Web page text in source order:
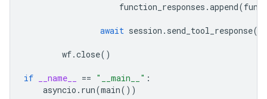
function_responses .append(
await session . send_tool_response(
wf.close()
if __name__ == "__main__" :
asyncio . run(main())